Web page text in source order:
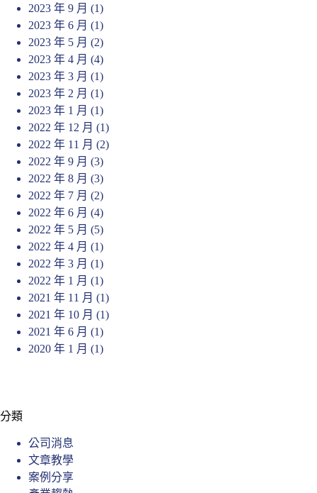
2023 年 9 月 (1)
2023 年 6 月 (1)
2023 年 5 月 (2)
2023 年 4 月 (4)
2023 年 3 月 (1)
2023 年 2 月 (1)
2023 年 1 月 (1)
2022 年 12 月 (1)
2022 年 11 月 (2)
2022 年 9 月 (3)
2022 年 8 月 (3)
2022 年 7 月 (2)
2022 年 6 月 (4)
2022 年 5 月 (5)
2022 年 4 月 (1)
2022 年 3 月 (1)
2022 年 1 月 (1)
2021 年 11 月 (1)
2021 年 10 月 (1)
2021 年 6 月 (1)
2020 年 1 月 (1)
分類
公司消息
文章教學
案例分享